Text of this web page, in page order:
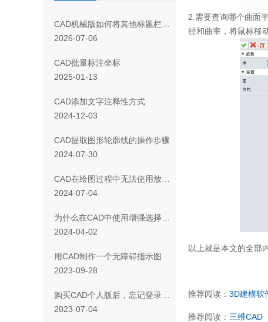
CAD机械版如何将其他标题栏的信息一键导入当前标题栏？
2026-07-06
CAD批量标注坐标
2025-01-13
CAD添加文字注释性方式
2024-12-03
CAD提取图形轮廓线的操作步骤
2024-07-30
CAD在绘图过程中无法使用放弃功能怎么办？
2024-07-04
为什么在CAD中使用增强选择却无响应
2024-04-02
用CAD制作一个无障碍指示图
2023-09-28
购买CAD个人版后，忘记登录密码怎么办
2023-07-04
2. 需要查询哪个曲面
径和曲率，将鼠标移
以上就是本文的全部
推荐阅读： 3D建模软
推荐阅读： 三维CAD